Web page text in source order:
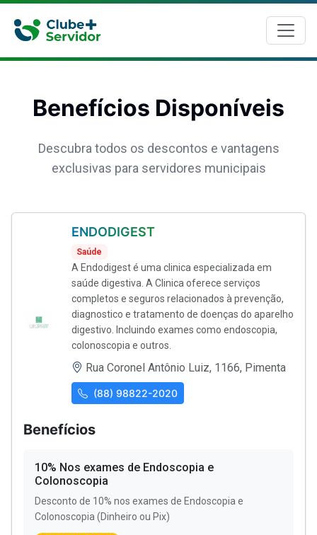
Benefícios Disponíveis
Descubra todos os descontos e vantagens
exclusivas para servidores municipais
ENDODIGEST
Saúde
A Endodigest é uma clinica especializada em
saúde digestiva. A Clinica oferece serviços
completos e seguros relacionados à prevenção,
diagnostico e tratamento de doenças do aparelho
digestivo. Incluindo exames como endoscopia,
colonoscopia e outros.
Rua Coronel Antônio Luiz, 1166, Pimenta
(88) 98822-2020
Benefícios
10% Nos exames de Endoscopia e
Colonoscopia
Desconto de 10% nos exames de Endoscopia e
Colonoscopia (Dinheiro ou Pix)